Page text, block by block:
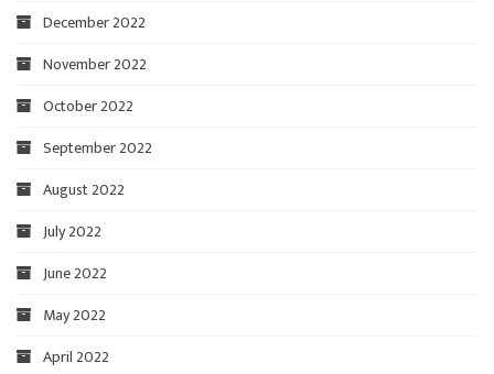
December 2022
November 2022
October 2022
September 2022
August 2022
July 2022
June 2022
May 2022
April 2022